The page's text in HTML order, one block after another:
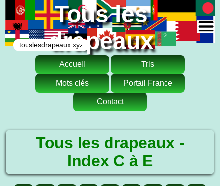
Tous les
drapeaux
touslesdrapeaux.xyz
Accueil Tris
Mots clés Portail France
Contact
Tous les drapeaux -
Index C à E